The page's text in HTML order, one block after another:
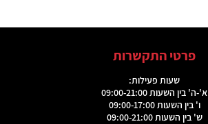
פרטי התקשרות
שעות פעילות:
א'-ה' בין השעות 09:00-21:00
ו' בין השעות 09:00-17:00
ש' בין השעות 09:00-21:00